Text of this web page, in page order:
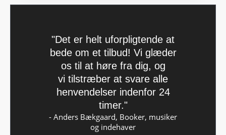
"Det er helt uforpligtende at
bede om et tilbud! Vi glæder
os til at høre fra dig, og
vi tilstræber at svare alle
henvendelser indenfor 24
timer."
- Anders Bækgaard, Booker, musiker
og indehaver